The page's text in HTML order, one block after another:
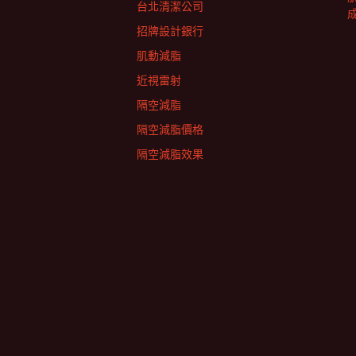
台北清潔公司
招牌設計銀行
肌動減脂
近視雷射
隔空減脂
隔空減脂價格
隔空減脂效果